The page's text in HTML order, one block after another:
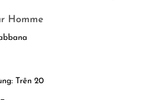
Homme
Trên 20